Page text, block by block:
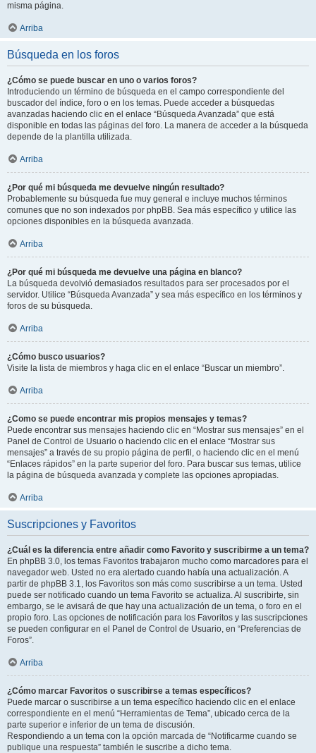
misma página.
Arriba
Búsqueda en los foros
¿Cómo se puede buscar en uno o varios foros?
Introduciendo un término de búsqueda en el campo correspondiente del
buscador del índice, foro o en los temas. Puede acceder a búsquedas
avanzadas haciendo clic en el enlace “Búsqueda Avanzada” que está
disponible en todas las páginas del foro. La manera de acceder a la búsqueda
depende de la plantilla utilizada.
Arriba
¿Por qué mi búsqueda me devuelve ningún resultado?
Probablemente su búsqueda fue muy general e incluye muchos términos
comunes que no son indexados por phpBB. Sea más específico y utilice las
opciones disponibles en la búsqueda avanzada.
Arriba
¿Por qué mi búsqueda me devuelve una página en blanco?
La búsqueda devolvió demasiados resultados para ser procesados por el
servidor. Utilice “Búsqueda Avanzada” y sea más específico en los términos y
foros de su búsqueda.
Arriba
¿Cómo busco usuarios?
Visite la lista de miembros y haga clic en el enlace “Buscar un miembro”.
Arriba
¿Como se puede encontrar mis propios mensajes y temas?
Puede encontrar sus mensajes haciendo clic en “Mostrar sus mensajes” en el
Panel de Control de Usuario o haciendo clic en el enlace “Mostrar sus
mensajes” a través de su propio página de perfil, o haciendo clic en el menú
“Enlaces rápidos” en la parte superior del foro. Para buscar sus temas, utilice
la página de búsqueda avanzada y complete las opciones apropiadas.
Arriba
Suscripciones y Favoritos
¿Cuál es la diferencia entre añadir como Favorito y suscribirme a un tema?
En phpBB 3.0, los temas Favoritos trabajaron mucho como marcadores para el
navegador web. Usted no era alertado cuando había una actualización. A
partir de phpBB 3.1, los Favoritos son más como suscribirse a un tema. Usted
puede ser notificado cuando un tema Favorito se actualiza. Al suscribirte, sin
embargo, se le avisará de que hay una actualización de un tema, o foro en el
propio foro. Las opciones de notificación para los Favoritos y las suscripciones
se pueden configurar en el Panel de Control de Usuario, en “Preferencias de
Foros”.
Arriba
¿Cómo marcar Favoritos o suscribirse a temas específicos?
Puede marcar o suscribirse a un tema específico haciendo clic en el enlace
correspondiente en el menú “Herramientas de Tema”, ubicado cerca de la
parte superior e inferior de un tema de discusión.
Respondiendo a un tema con la opción marcada de “Notificarme cuando se
publique una respuesta” también le suscribe a dicho tema.